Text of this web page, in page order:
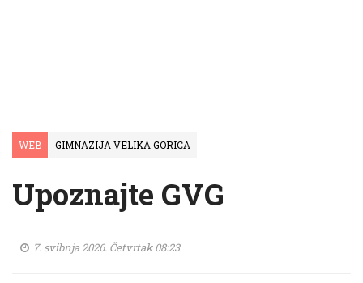
WEB GIMNAZIJA VELIKA GORICA
Upoznajte GVG
7. svibnja 2026. Četvrtak 08:23